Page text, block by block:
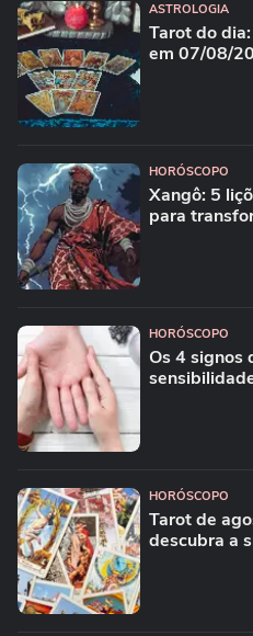
ASTROLOGIA
Tarot do
em 07/08/
HORÓSCOPO
Xangô: 5
para
HORÓSCOPO
Os 4 signos
HORÓSCOPO
Tarot de
descubra a